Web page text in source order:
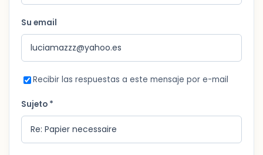
Su email
Recibir las respuestas a este mensaje por e-mail
Sujeto *